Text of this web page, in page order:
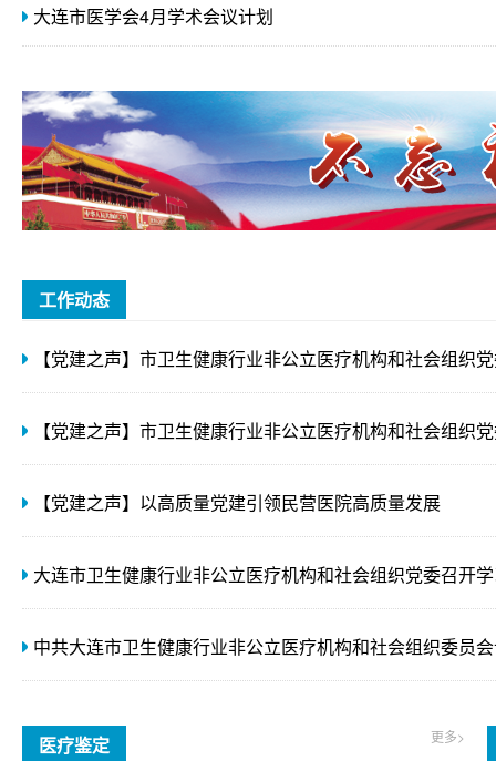
大连市医学会4月学术会议计划
工作动态
【党建之声】以高质量党建引领民营医院高质量发展
医疗鉴定 更多>